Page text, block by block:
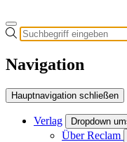
Navigation
Hauptnavigation schließen
Verlag Dropdown
Über Reclam